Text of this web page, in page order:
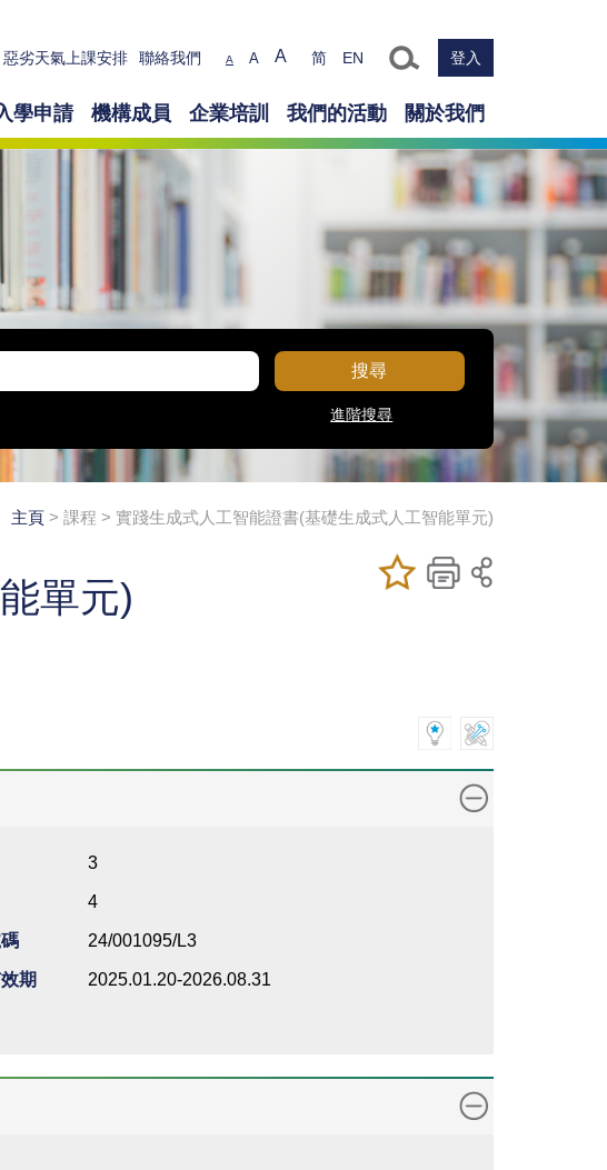
惡劣天氣上課安排 聯絡我們
Text size
A A A 简 EN 登入
學申請 機構成員 企業培訓 我們的活動 關於我們
搜尋
進階搜尋
主頁 > 課程 > 實踐生成式人工智能證書(基礎生成式人工智能單元)
加入/移除我喜
愛的課程
儲存課程
列印
單元)
3
4
24/001095/L3
期 2025.01.20-2026.08.31